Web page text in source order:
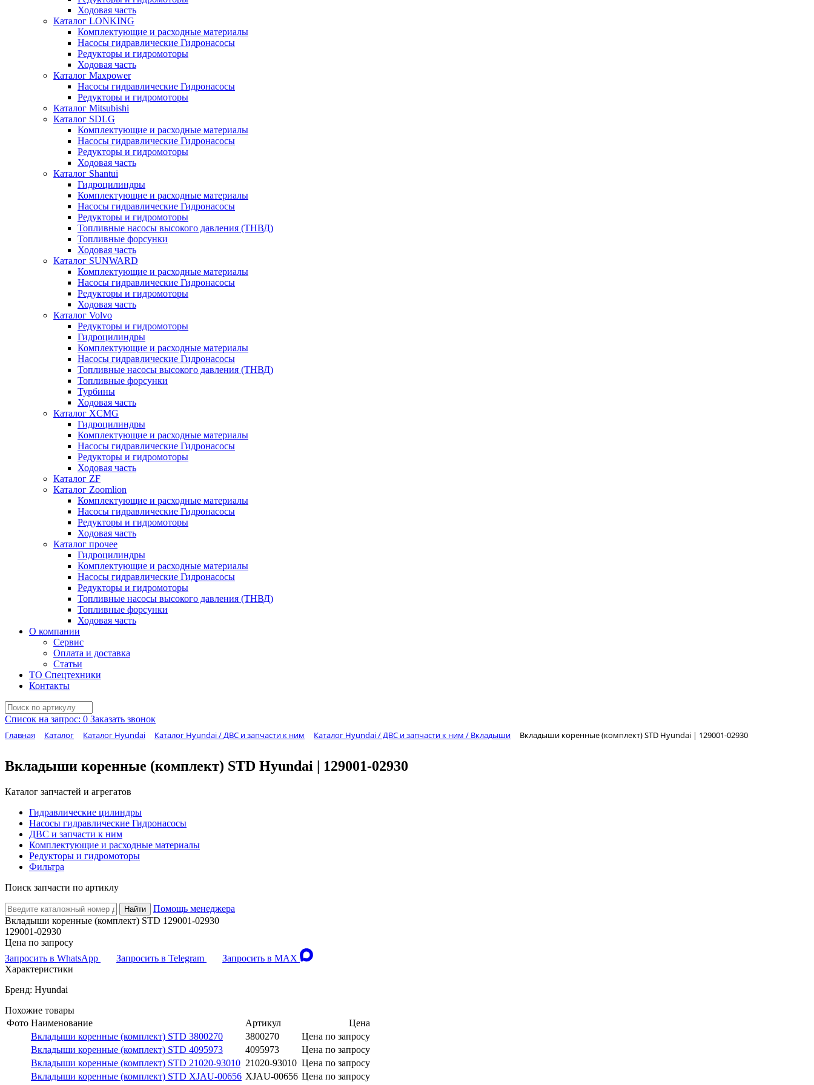
Ходовая часть
Каталог LONKING
Комплектующие и расходные материалы
Насосы гидравлические Гидронасосы
Редукторы и гидромоторы
Ходовая часть
Каталог Maxpower
Насосы гидравлические Гидронасосы
Редукторы и гидромоторы
Каталог Mitsubishi
Каталог SDLG
Комплектующие и расходные материалы
Насосы гидравлические Гидронасосы
Редукторы и гидромоторы
Ходовая часть
Каталог Shantui
Гидроцилиндры
Комплектующие и расходные материалы
Насосы гидравлические Гидронасосы
Редукторы и гидромоторы
Топливные насосы высокого давления (ТНВД)
Топливные форсунки
Ходовая часть
Каталог SUNWARD
Комплектующие и расходные материалы
Насосы гидравлические Гидронасосы
Редукторы и гидромоторы
Ходовая часть
Каталог Volvo
Редукторы и гидромоторы
Гидроцилиндры
Комплектующие и расходные материалы
Насосы гидравлические Гидронасосы
Топливные насосы высокого давления (ТНВД)
Топливные форсунки
Турбины
Ходовая часть
Каталог XCMG
Гидроцилиндры
Комплектующие и расходные материалы
Насосы гидравлические Гидронасосы
Редукторы и гидромоторы
Ходовая часть
Каталог ZF
Каталог Zoomlion
Комплектующие и расходные материалы
Насосы гидравлические Гидронасосы
Редукторы и гидромоторы
Ходовая часть
Каталог прочее
Гидроцилиндры
Комплектующие и расходные материалы
Насосы гидравлические Гидронасосы
Редукторы и гидромоторы
Топливные насосы высокого давления (ТНВД)
Топливные форсунки
Ходовая часть
О компании
Сервис
Оплата и доставка
Статьи
ТО Спецтехники
Контакты
Список на запрос: 0 Заказать звонок
Главная Каталог Каталог Hyundai Каталог Hyundai / ДВС и запчасти к ним Каталог Hyundai / ДВС и запчасти к ним / Вкладыши Вкладыши коренные (комплект) STD Hyundai | 129001-02930
Вкладыши коренные (комплект) STD Hyundai | 129001-02930
Каталог запчастей и агрегатов
Гидравлические цилиндры
Насосы гидравлические Гидронасосы
ДВС и запчасти к ним
Комплектующие и расходные материалы
Редукторы и гидромоторы
Фильтра
Поиск запчасти по артиклу
Найти
Помощь менеджера
Вкладыши коренные (комплект) STD 129001-02930
129001-02930
Цена по запросу
Запросить в WhatsApp
Запросить в Telegram
Запросить в MAX
Характеристики
Бренд: Hyundai
Похожие товары
Фото Наименование Артикул
Цена
Вкладыши коренные (комплект) STD 3800270
3800270
Цена по запросу
Вкладыши коренные (комплект) STD 4095973
4095973
Цена по запросу
Вкладыши коренные (комплект) STD 21020-93010 21020-93010 Цена по запросу
Вкладыши коренные (комплект) STD XJAU-00656 XJAU-00656 Цена по запросу